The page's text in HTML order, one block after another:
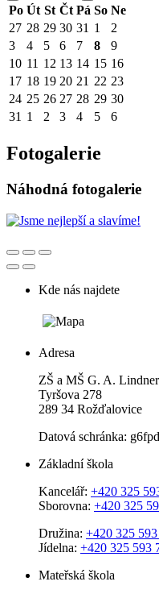
Po Út St Čt Pá So Ne
27 28 29 30 31 1
2
3
4 5 6 7 8
9
10 11 12 13 14 15 16
17 18 19 20 21 22 23
24 25 26 27 28 29 30
31 1 2 3 4 5 6
Fotogalerie
Náhodná fotogalerie
Kde nás najdete
Adresa
ZŠ a MŠ G. A.
Tyršova 278
289 34 Rožďalovice
Datová schránka:
Základní škola
Kancelář: +420 325
Sborovna: +420 325
Družina: +420 325
Jídelna: +420 325 593
Mateřská škola